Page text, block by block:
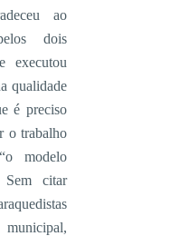
ao
dois
executou
qualidade
é preciso
o trabalho
modelo
Sem citar
municipal,